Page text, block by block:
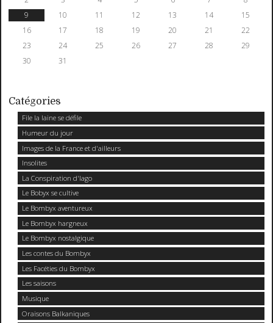
9
10 11 12 13 14
15
16
17 18 19 20 21
22
23
24 25 26 27 28
29
30
31
Catégories
File la laine se défile
Humeur du jour
Images de la France et d'ailleurs
Insolites
La Conspiration d'Iago
Le Bobyx se cultive
Le Bombyx aventureux
Le Bombyx hargneux
Le Bombyx nostalgique
Les contes du Bombyx
Les Facéties du Bombyx
Les saisons
Musique
Oraisons Balkaniques